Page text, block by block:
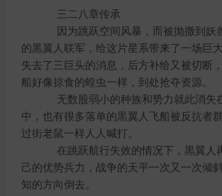
三二八章传承
因为跳跃空间风暴，而被抛撒到妖
的黒翼人联军，给这片星系带来了一场巨
失去了三巨头的消息，后方补给又被切断
船好像掠食的蝗虫一样，到处抢夺资源。
无数股弱小的种族和势力就此消失
中，也有很多落单的黒翼人飞船被反抗者
过街老鼠一样人人喊打。
在跳跃航行失效的情况下，黒翼人
己的优势兵力，战争的天平一次又一次倾
知的方向倒去。